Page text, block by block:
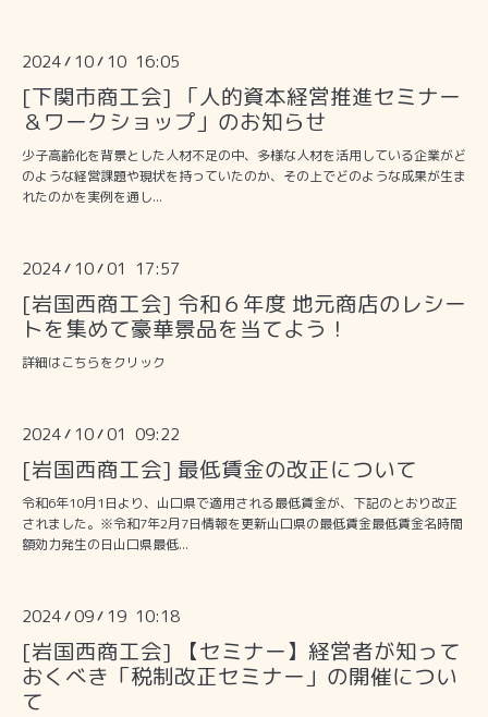
2024/ 10/ 10 16:05
[下関市商工会] 「人的資本経営推進セミナー
＆ワークショップ」のお知らせ
少子高齢化を背景とした人材不足の中、多様な人材を活用している企業がど
のような経営課題や現状を持っていたのか、その上でどのような成果が生ま
れたのかを実例を通し...
2024/ 10/01 17:57
[岩国西商工会] 令和６年度 地元商店のレシー
トを集めて豪華景品を当てよう！
詳細はこちらをクリック
2024/ 10/01 09:22
[岩国西商工会] 最低賃金の改正について
令和6年10月1日より、山口県で適用される最低賃金が、下記のとおり改正
されました。※令和7年2月7日情報を更新山口県の最低賃金最低賃金名時間
額効力発生の日山口県最低...
2024/09/ 19 10:18
[岩国西商工会] 【セミナー】経営者が知って
おくべき「税制改正セミナー」の開催につい
て